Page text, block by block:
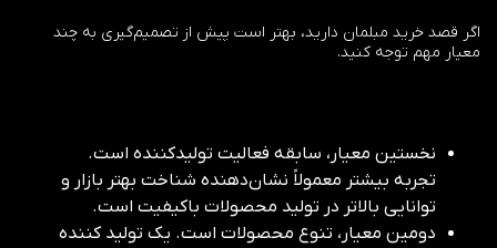
اگر قصد خرید مبلمان دارید، بهتر است پیش از تصمیم‌گیری به چند
معیار مهم توجه کنید.
نخستین معیار، سابقه فعالیت تولیدکننده است.
تجربه بیشتر معمولاً نشان‌دهنده شناخت بهتر بازار و
توانایی بالاتر در تولید محصولات باکیفیت است.
دومین معیار، تنوع محصولات است. یک تولید کننده